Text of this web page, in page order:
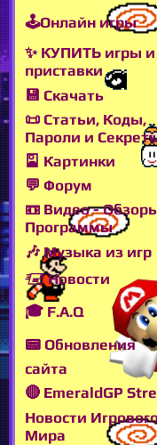
🕹Онлайн игры
✨ КУПИТЬ игры и
приставки
💾 Скачать
📜 Статьи, Коды,
Пароли и
🎴 Картинки
💬 Форум
📼 Видео -
Программы
🎶 Музыка из игр
🖅 Новости
🎓 F.A.Q
📟 Обновления
сайта
🔴 EmeraldGP
Новости
Мира